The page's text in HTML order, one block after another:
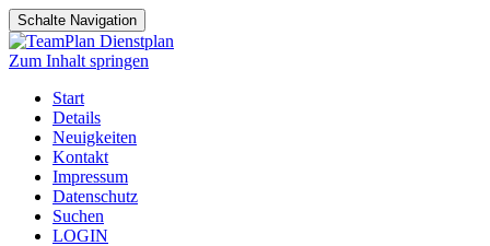
Schalte Navigation
Zum Inhalt springen
Start
Details
Neuigkeiten
Kontakt
Impressum
Datenschutz
Suchen
LOGIN